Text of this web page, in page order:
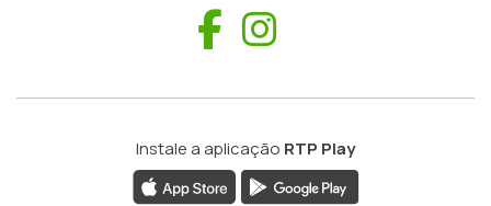
Facebook
Instale a aplicação RTP Play